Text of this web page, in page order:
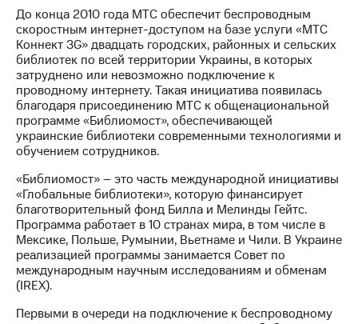
Контакты
Медиа-центр
Пресс-
релизы
МТС
о технологиях
Интервью
Финансовая
отчетность
Контакты
До конца 2010 года МТС обеспечит беспроводным
скоростным интернет-доступом на базе услуги «МТС
Коннект 3G» двадцать городских, районных и сельских
библиотек по всей территории Украины, в которых
затруднено или невозможно подключение к
проводному интернету. Такая инициатива появилась
благодаря присоединению МТС к общенациональной
программе «Библиомост», обеспечивающей
украинские библиотеки современными технологиями и
обучением сотрудников.
«Библиомост» – это часть международной инициативы
«Глобальные библиотеки», которую финансирует
благотворительный фонд Билла и Мелинды Гейтс.
Программа работает в 10 странах мира, в том числе в
Мексике, Польше, Румынии, Вьетнаме и Чили. В Украине
реализацией программы занимается Совет по
международным научным исследованиям и обменам
(IREX).
Первыми в очереди на подключение к беспроводному